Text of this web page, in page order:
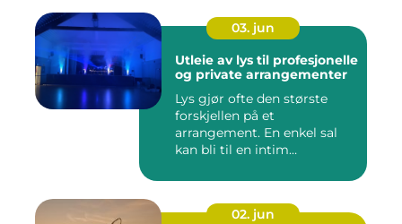
03. jun
Utleie av lys til profesjonelle
og private arrangementer
Lys gjør ofte den største
forskjellen på et
arrangement. En enkel sal
kan bli til en intim
02. jun